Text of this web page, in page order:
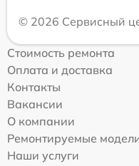
© 2026 Сервисный
Стоимость ремонта
Оплата и доставка
Контакты
Вакансии
О компании
Ремонтируемые
Наши услуги